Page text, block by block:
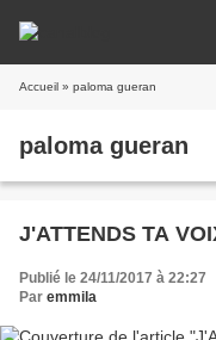
Accueil » paloma gueran
paloma gueran
J'ATTENDS TA
Publié le 24/11/2017 à 22:27
Par emmila